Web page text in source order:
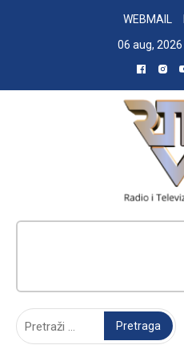
WEBMAIL
06 aug, 2026